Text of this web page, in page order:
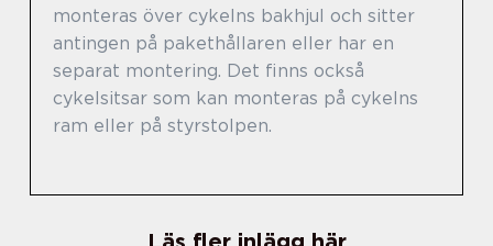
monteras över cykelns bakhjul och sitter
antingen på pakethållaren eller har en
separat montering. Det finns också
cykelsitsar som kan monteras på cykelns
ram eller på styrstolpen.